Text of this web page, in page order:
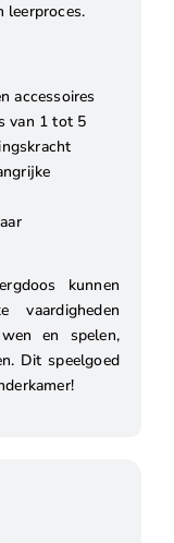
leerproces.
accessoires
van 1 tot 5
kunnen
vaardigheden
en spelen,
Dit speelgoed